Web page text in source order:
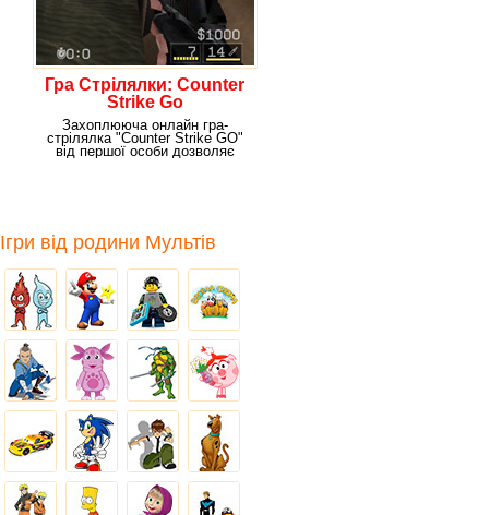
Гра Стрілялки: Counter
Strike Go
Захоплююча онлайн гра-
стрілялка "Counter Strike GO"
від першої особи дозволяє
Ігри від родини Мультів